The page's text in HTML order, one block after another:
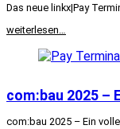
Das neue linkx|Pay
weiterlesen…
com:bau 2025 –
com:bau 2025 – Ein